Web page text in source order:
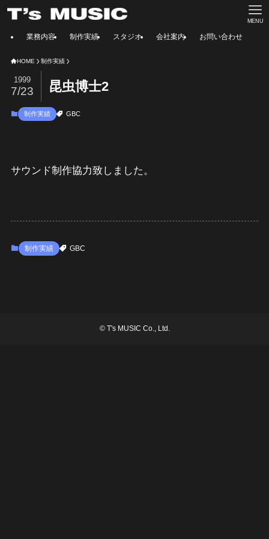
MENU
業務内容 制作実績 スタジオ 会社案内 お問い合わせ
HOME 制作実績
昆虫博士2
1999
7/23
制作実績 GBC
サウンド制作協力致しました。
制作実績 GBC
©T's MUSIC Co., Ltd.